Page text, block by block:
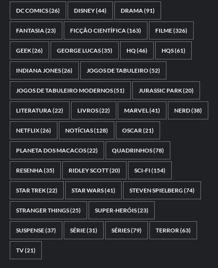
DC COMICS(26) DISNEY(44) DRAMA(91)
FANTASIA(23) FICÇÃO CIENTÍFICA(163) FILME(326)
GEEK(26) GEORGE LUCAS(35) HQ(46) HQS(61)
INDIANA JONES(26) JOGOS DE TABULEIRO(52)
JOGOS DE TABULEIRO MODERNOS(51) JURASSIC PARK(20)
LITERATURA(22) LIVROS(22) MARVEL(41) NERD(38)
NETFLIX(26) NOTÍCIAS(128) OSCAR(21)
PLANETA DOS MACACOS(22) QUADRINHOS(78)
RESENHA(35) RIDLEY SCOTT(20) SCI-FI (154)
STAR TREK(22) STAR WARS(41) STEVEN SPIELBERG (74)
STRANGER THINGS(25) SUPER-HERÓIS(23)
SUSPENSE(37) SÉRIE(31) SÉRIES(79) TERROR(63)
TV(21)